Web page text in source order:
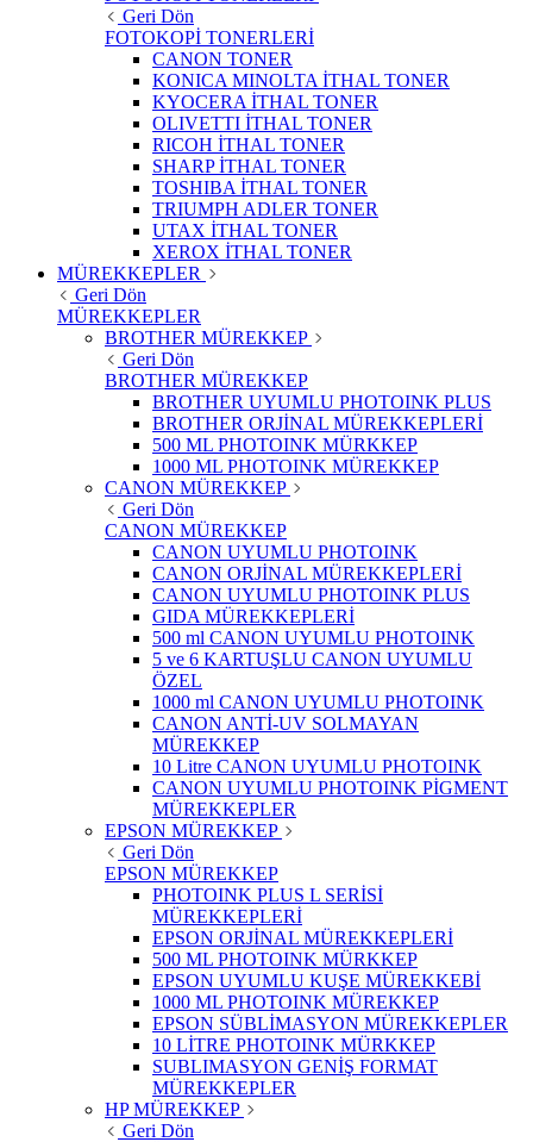
Geri Dön
FOTOKOPİ TONERLERİ
CANON TONER
KONICA MINOLTA İTHAL TONER
KYOCERA İTHAL TONER
OLIVETTI İTHAL TONER
RICOH İTHAL TONER
SHARP İTHAL TONER
TOSHIBA İTHAL TONER
TRIUMPH ADLER TONER
UTAX İTHAL TONER
XEROX İTHAL TONER
MÜREKKEPLER
Geri Dön
MÜREKKEPLER
BROTHER MÜREKKEP
Geri Dön
BROTHER MÜREKKEP
BROTHER UYUMLU PHOTOINK PLUS
BROTHER ORJİNAL MÜREKKEPLERİ
500 ML PHOTOINK MÜRKKEP
1000 ML PHOTOINK MÜREKKEP
CANON MÜREKKEP
Geri Dön
CANON MÜREKKEP
CANON UYUMLU PHOTOINK
CANON ORJİNAL MÜREKKEPLERİ
CANON UYUMLU PHOTOINK PLUS
GIDA MÜREKKEPLERİ
500 ml CANON UYUMLU PHOTOINK
5 ve 6 KARTUŞLU CANON UYUMLU
ÖZEL
1000 ml CANON UYUMLU PHOTOINK
CANON ANTİ-UV SOLMAYAN
MÜREKKEP
10 Litre CANON UYUMLU PHOTOINK
CANON UYUMLU PHOTOINK PİGMENT
MÜREKKEPLER
EPSON MÜREKKEP
Geri Dön
EPSON MÜREKKEP
PHOTOINK PLUS L SERİSİ
MÜREKKEPLERİ
EPSON ORJİNAL MÜREKKEPLERİ
500 ML PHOTOINK MÜRKKEP
EPSON UYUMLU KUŞE MÜREKKEBİ
1000 ML PHOTOINK MÜREKKEP
EPSON SÜBLİMASYON MÜREKKEPLER
10 LİTRE PHOTOINK MÜRKKEP
SUBLIMASYON GENİŞ FORMAT
MÜREKKEPLER
HP MÜREKKEP
Geri Dön